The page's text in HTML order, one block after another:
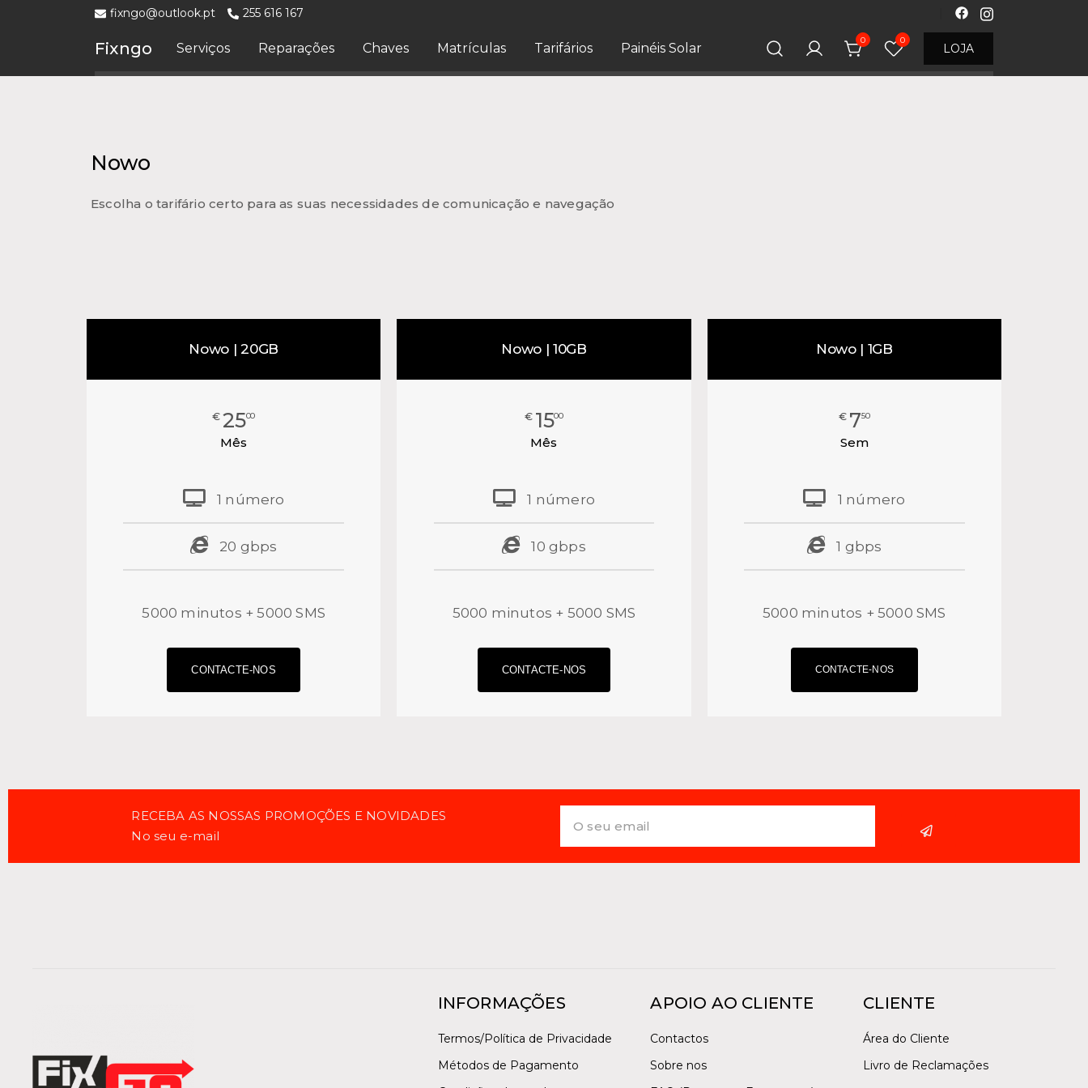
fixngo@outlook.pt 255 616 167
Fixngo Serviços Reparações Chaves Matrículas Tarifários Painéis Solar
0 0
LOJA
Nowo
Escolha o tarifário certo para as suas necessidades de comunicação e navegação
Nowo | 20GB
€ 2500
Mês
1 número
20 gbps
5000 minutos + 5000 SMS
CONTACTE-NOS
Nowo | 10GB
€ 1500
Mês
1 número
10 gbps
5000 minutos + 5000 SMS
CONTACTE-NOS
Nowo | 1GB
€ 750
Sem
1 número
1 gbps⠀⠀
5000 minutos + 5000 SMS
CONTACTE-NOS
RECEBA AS NOSSAS PROMOÇÕES E NOVIDADES
No seu e-mail
INFORMAÇÕES
Termos/Política de Privacidade
Métodos de Pagamento
APOIO AO CLIENTE
Contactos
Sobre nos
CLIENTE
Área do Cliente
Livro de Reclamações